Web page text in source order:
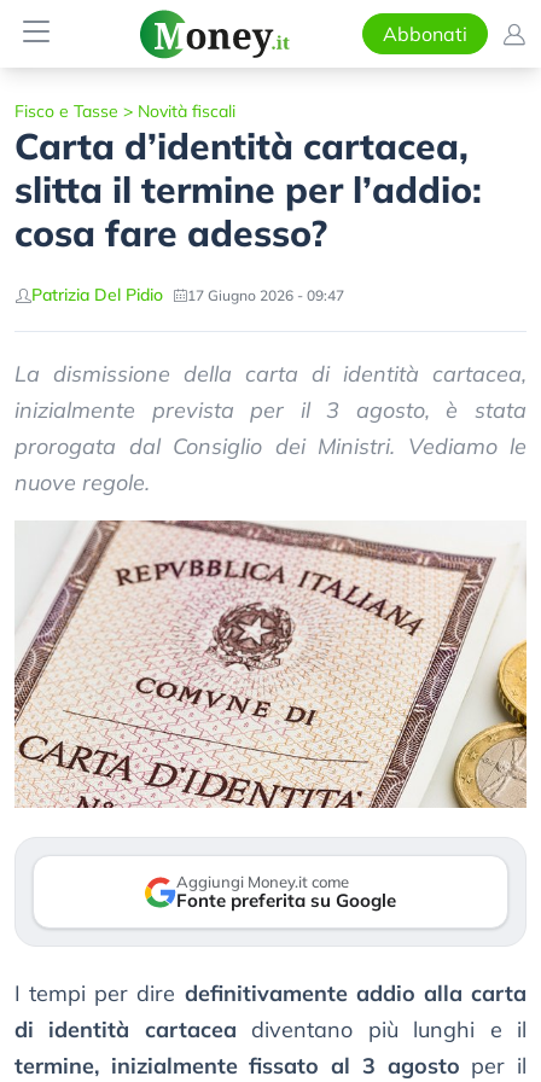
Abbonati
Fisco e Tasse > Novità fiscali
Carta d’identità cartacea,
slitta il termine per l’addio:
cosa fare adesso?
Patrizia Del Pidio 17 Giugno 2026 - 09:47
La dismissione della carta di identità cartacea,
inizialmente prevista per il 3 agosto, è stata
prorogata dal Consiglio dei Ministri. Vediamo le
nuove regole.
Aggiungi Money.it come
Fonte preferita su Google
I tempi per dire definitivamente addio alla carta
di identità cartacea diventano più lunghi e il
termine, inizialmente fissato al 3 agosto per il